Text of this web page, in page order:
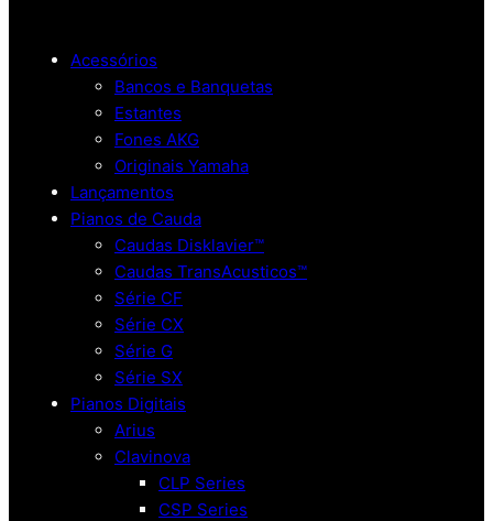
Acessórios
Bancos e Banquetas
Estantes
Fones AKG
Originais Yamaha
Lançamentos
Pianos de Cauda
Caudas Disklavier™
Caudas TransAcusticos™
Série CF
Série CX
Série G
Série SX
Pianos Digitais
Arius
Clavinova
CLP Series
CSP Series